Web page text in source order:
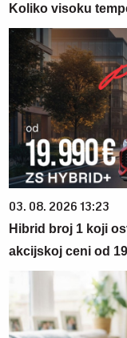
Koliko visoku
03. 08. 2026 13:23
Hibrid broj 1 koji
akcijskoj ceni od